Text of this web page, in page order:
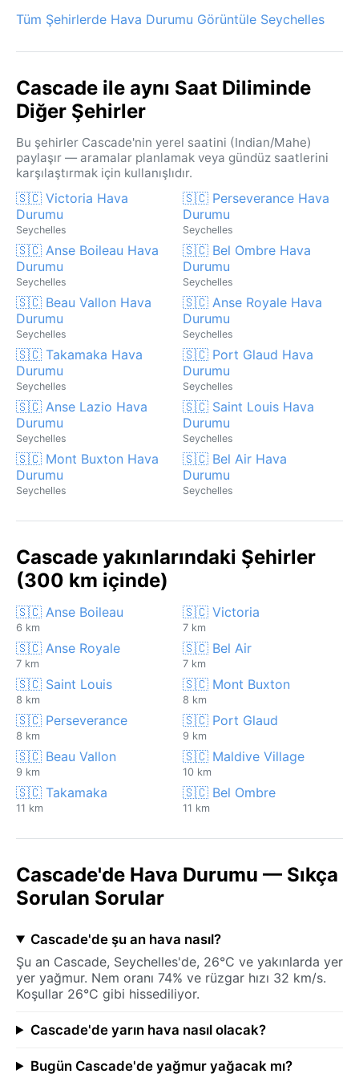
Tüm Şehirlerde Hava Durumu Görüntüle Seychelles
Cascade ile aynı Saat Diliminde
Diğer Şehirler
Bu şehirler Cascade'nin yerel saatini (Indian/Mahe)
paylaşır — aramalar planlamak veya gündüz saatlerini
karşılaştırmak için kullanışlıdır.
🇸🇨 Victoria Hava
Durumu
Seychelles
🇸🇨 Perseverance Hava
Durumu
Seychelles
🇸🇨 Anse Boileau Hava
Durumu
Seychelles
🇸🇨 Bel Ombre Hava
Durumu
Seychelles
🇸🇨 Beau Vallon Hava
Durumu
Seychelles
🇸🇨 Anse Royale Hava
Durumu
Seychelles
🇸🇨 Takamaka Hava
Durumu
Seychelles
🇸🇨 Port Glaud Hava
Durumu
Seychelles
🇸🇨 Anse Lazio Hava
Durumu
Seychelles
🇸🇨 Saint Louis Hava
Durumu
Seychelles
🇸🇨 Mont Buxton Hava
Durumu
Seychelles
🇸🇨 Bel Air Hava
Durumu
Seychelles
Cascade yakınlarındaki Şehirler
(300 km içinde)
🇸🇨 Anse Boileau
6 km
🇸🇨 Victoria
7 km
🇸🇨 Anse Royale
7 km
🇸🇨 Bel Air
7 km
🇸🇨 Saint Louis
8 km
🇸🇨 Mont Buxton
8 km
🇸🇨 Perseverance
8 km
🇸🇨 Port Glaud
9 km
🇸🇨 Beau Vallon
9 km
🇸🇨 Maldive Village
10 km
🇸🇨 Takamaka
11 km
🇸🇨 Bel Ombre
11 km
Cascade'de Hava Durumu — Sıkça
Sorulan Sorular
Cascade'de şu an hava nasıl?
Şu an Cascade, Seychelles'de, 26°C ve yakınlarda yer
yer yağmur. Nem oranı 74% ve rüzgar hızı 32 km/s.
Koşullar 26°C gibi hissediliyor.
Cascade'de yarın hava nasıl olacak?
Bugün Cascade'de yağmur yağacak mı?